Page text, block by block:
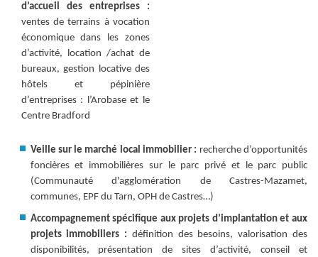
d’accueil des entreprises :
ventes de terrains à vocation
économique dans les zones
d’activité, location /achat de
bureaux, gestion locative des
hôtels et pépinière
d’entreprises : l’Arobase et le
Centre Bradford
Veille sur le marché local immobilier : recherche d’opportunités
foncières et immobilières sur le parc privé et le parc public
(Communauté d'agglomération de Castres-Mazamet,
communes, EPF du Tarn, OPH de Castres…)
Accompagnement spécifique aux projets d’implantation et aux
projets immobiliers : définition des besoins, valorisation des
disponibilités, présentation de sites d’activité, conseil et